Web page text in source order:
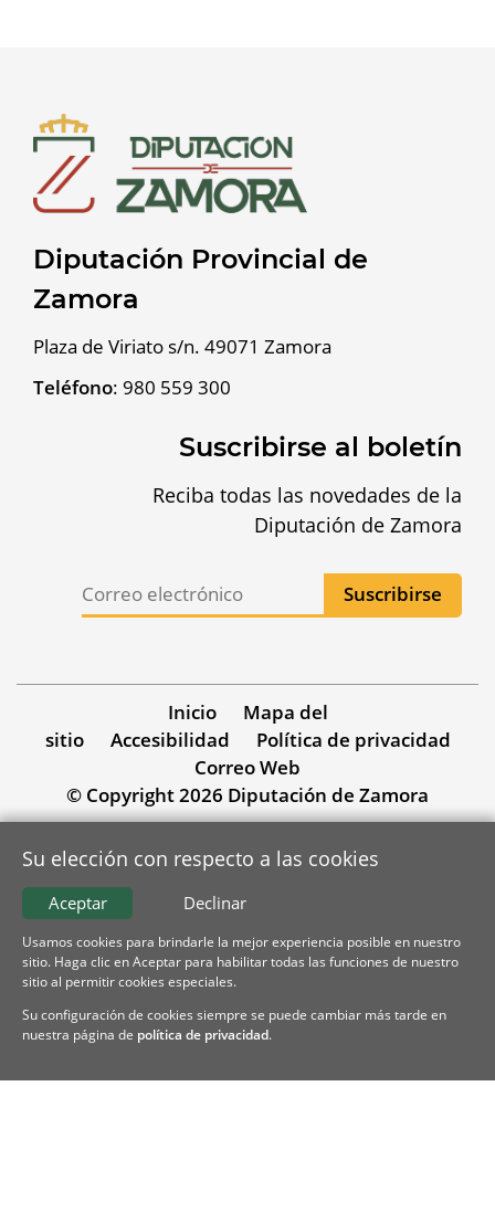
Diputación Provincial de
Zamora
Plaza de Viriato s/n. 49071 Zamora
Teléfono: 980 559 300
Suscribirse al boletín
Reciba todas las novedades de la
Diputación de Zamora
Inicio
Mapa del
sitio
Accesibilidad
Política de privacidad
Correo Web
© Copyright 2026 Diputación de Zamora
Su elección con respecto a las cookies
Declinar
Aceptar
Usamos cookies para brindarle la mejor experiencia posible en nuestro
sitio. Haga clic en Aceptar para habilitar todas las funciones de nuestro
sitio al permitir cookies especiales.
Su configuración de cookies siempre se puede cambiar más tarde en
nuestra página de política de privacidad.